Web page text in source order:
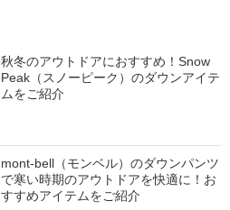
秋冬のアウトドアにおすすめ！Snow
Peak（スノーピーク）のダウンアイテ
ムをご紹介
mont-bell（モンベル）のダウンパンツ
で寒い時期のアウトドアを快適に！お
すすめアイテムをご紹介